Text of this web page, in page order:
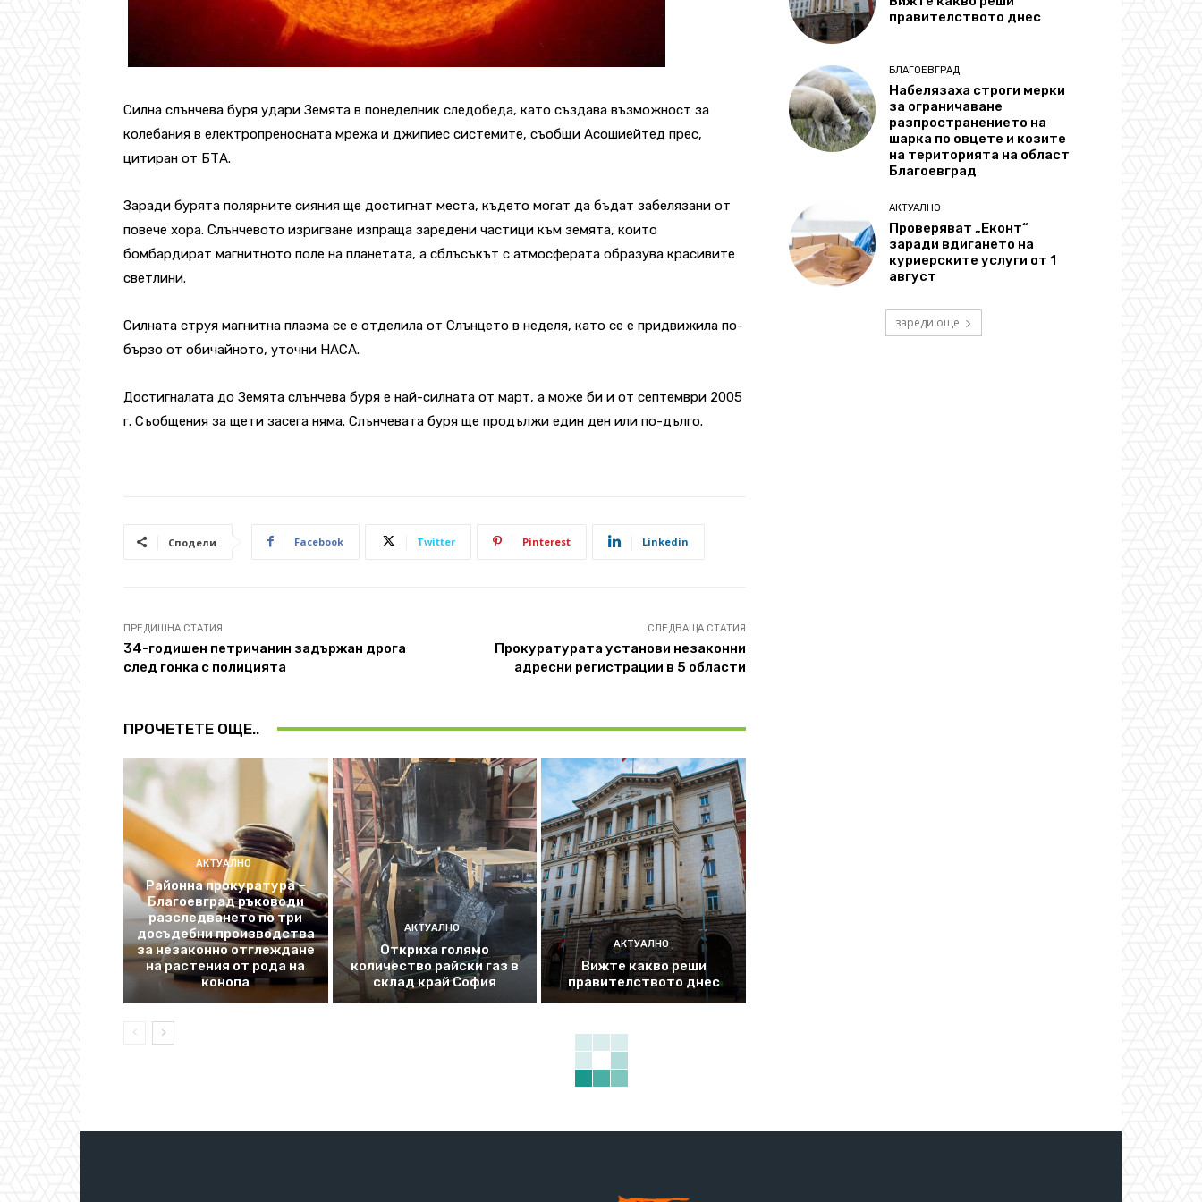
Силна слънчева буря удари Земята в понеделник следобеда, като създава възможност за
колебания в електропреносната мрежа и джипиес системите, съобщи Асошиейтед прес,
цитиран от БТА.
Заради бурята полярните сияния ще достигнат места, където могат да бъдат забелязани от
повече хора. Слънчевото изригване изпраща заредени частици към земята, които
бомбардират магнитното поле на планетата, а сблъсъкът с атмосферата образува красивите
светлини.
Силната струя магнитна плазма се е отделила от Слънцето в неделя, като се е придвижила по-
бързо от обичайното, уточни НАСА.
Достигналата до Земята слънчева буря е най-силната от март, а може би и от септември 2005
г. Съобщения за щети засега няма. Слънчевата буря ще продължи един ден или по-дълго.
Сподели Facebook Twitter Pinterest Linkedin
ПРЕДИШНА СТАТИЯ
34-годишен петричанин задържан дрога
след гонка с полицията
СЛЕДВАЩА СТАТИЯ
Прокуратурата установи незаконни
адресни регистрации в 5 области
ПРОЧЕТЕТЕ ОЩЕ..
АКТУАЛНО
Районна прокуратура –
Благоевград ръководи
разследването по три
досъдебни производства
за незаконно отглеждане
на растения от рода на
конопа
АКТУАЛНО
Откриха голямо
количество райски газ в
склад край София
АКТУАЛНО
Вижте какво реши
правителството днес
правителството днес
БЛАГОЕВГРАД
Набелязаха строги мерки
за ограничаване
разпространението на
шарка по овцете и козите
на територията на област
Благоевград
АКТУАЛНО
Проверяват „Еконт“
заради вдигането на
куриерските услуги от 1
август
зареди още